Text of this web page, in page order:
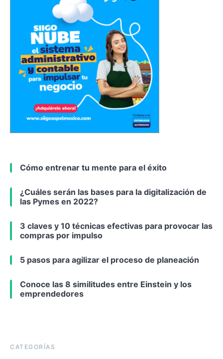
Cómo entrenar tu mente para el éxito
¿Cuáles serán las bases para la digitalización de
las Pymes en 2022?
3 claves y 10 técnicas efectivas para provocar las
compras por impulso
5 pasos para agilizar el proceso de planeación
Conoce las 8 similitudes entre Einstein y los
emprendedores
CATEGORÍAS